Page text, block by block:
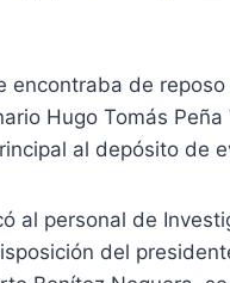
encontraba de
Hugo Tomás
al depósito de
al personal de
del